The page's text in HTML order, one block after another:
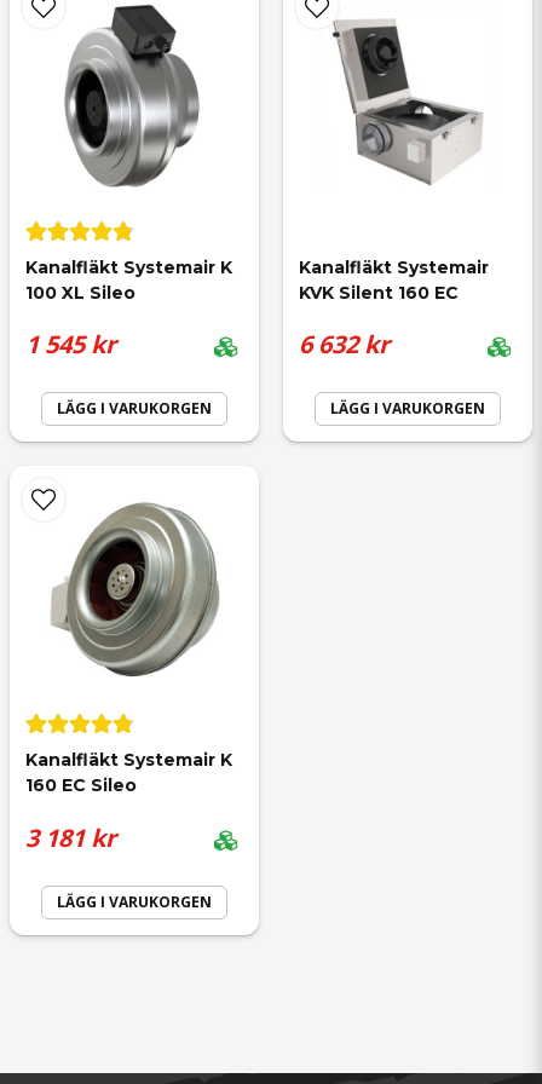
Skicka fråga
för 9 månader sedan
Per-Olof
för 1 år sedan
Sven
Nu blev det fart på luften/Sven
för 1 år sedan
Anonym
för 1 år sedan
Stefan
för 1 år sedan
Kanalfläkt Systemair K
100 XL Sileo
1 545 kr
LÄGG I VARUKORGEN
Kanalfläkt Systemair
KVK Silent 160 EC
6 632 kr
LÄGG I VARUKORGEN
Kanalfläkt Systemair K
160 EC Sileo
3 181 kr
LÄGG I VARUKORGEN